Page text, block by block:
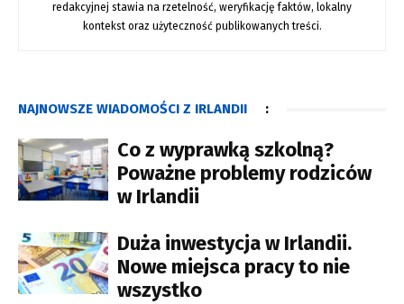
redakcyjnej stawia na rzetelność, weryfikację faktów, lokalny
kontekst oraz użyteczność publikowanych treści.
NAJNOWSZE WIADOMOŚCI Z IRLANDII :
Co z wyprawką szkolną?
Poważne problemy rodziców
w Irlandii
Duża inwestycja w Irlandii.
Nowe miejsca pracy to nie
wszystko